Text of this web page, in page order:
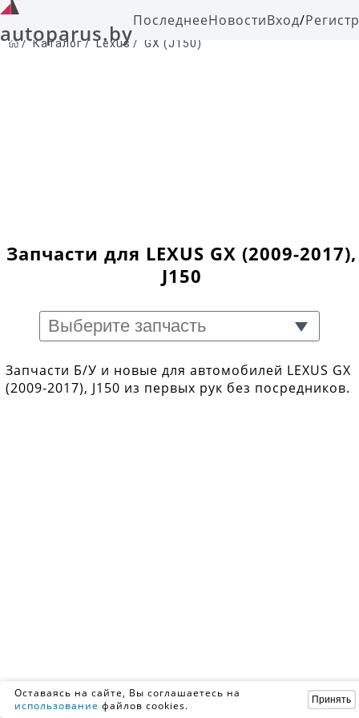
autoparus.byПоследнееНовостиВход/
/ Каталог/ Lexus / GX (J150)
Запчасти для LEXUS GX (2009-2017),
J150
Запчасти Б/У и новые для автомобилей LEXUS GX
(2009-2017), J150 из первых рук без посредников.
Оставаясь на сайте, Вы соглашаетесь на
использование файлов cookies. Принять